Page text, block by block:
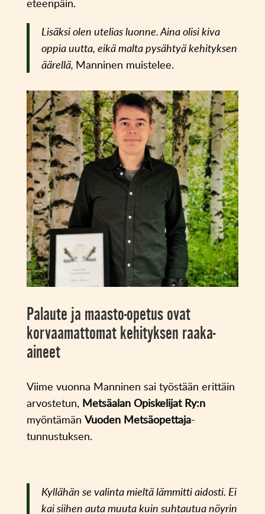
eteenpäin.
Lisäksi olen utelias luonne. Aina olisi kiva
oppia uutta, eikä malta pysähtyä kehityksen
äärellä, Manninen muistelee.
Palaute ja maasto-opetus ovat
korvaamattomat kehityksen raaka-
aineet
Viime vuonna Manninen sai työstään erittäin
arvostetun, Metsäalan Opiskelijat Ry:n
myöntämän Vuoden Metsäopettaja-
tunnustuksen.
Kyllähän se valinta mieltä lämmitti aidosti. Ei
kai siihen auta muuta kuin suhtautua nöyrin